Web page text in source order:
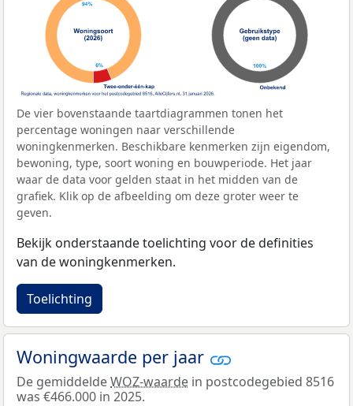
De vier bovenstaande taartdiagrammen tonen het
percentage woningen naar verschillende
woningkenmerken. Beschikbare kenmerken zijn eigendom,
bewoning, type, soort woning en bouwperiode. Het jaar
waar de data voor gelden staat in het midden van de
grafiek. Klik op de afbeelding om deze groter weer te
geven.
Bekijk onderstaande toelichting voor de definities
van de woningkenmerken.
Toelichting
Woningwaarde per jaar
De gemiddeldeWOZ-waarde in postcodegebied 8516
was €466.000 in 2025.